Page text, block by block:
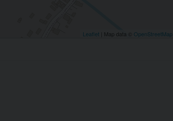
Leaflet | Map data © OpenStreetMap